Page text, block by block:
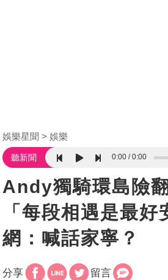
娛樂星聞 娛樂
聽新聞 0:00 0:00
Andy獨騎環島險
「每段相遇是最
網：喊話家寧？
分享 留言